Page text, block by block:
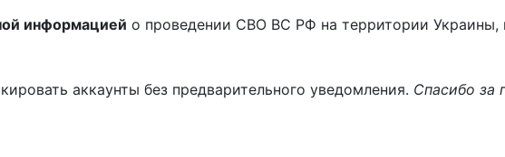
информацией о проведении СВО ВС РФ на территории
аккаунты без предварительного уведомления. Спасибо за